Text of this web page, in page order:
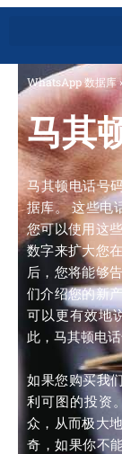
WhatsApp 数据库
马其
马其顿电话号
据库。 这些电
您可以使用这
数字来扩大您
后，您将能够
们介绍您的新
可以更有效地
此，马其顿电
如果您购买我
利可图的投资
众，从而极大
奇，如果你不